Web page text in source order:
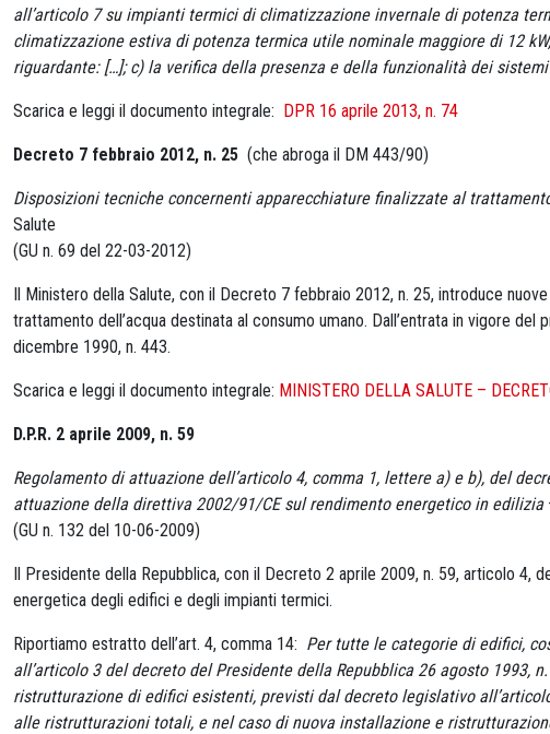
all’articolo 7 su impianti termici diclimatizzazione invernale di potenza
climatizzazione estiva di potenza termica utile nominale maggiore di 12
riguardante: […];c) la verifica della presenza e della funzionalità dei
Scarica e leggi il documento integrale: DPR 16 aprile 2013, n. 74
Decreto 7 febbraio 2012, n. 25 (che abroga il DM 443/90)
Disposizioni tecniche concernenti apparecchiature finalizzate al
Salute
(GU n. 69 del 22-03-2012)
Il Ministero della Salute, con il Decreto 7 febbraio 2012, n. 25, introduce
trattamento dell’acqua destinata al consumo umano. Dall’entrata in vigore
dicembre 1990, n. 443.
Scarica e leggi il documento integrale: MINISTERO DELLA SALUTE –
D.P.R. 2 aprile 2009, n. 59
Regolamento di attuazione dell’articolo 4, comma 1, lettere a) e b), del
attuazione della direttiva 2002/91/CE sul rendimento energetico in edilizia
(GU n. 132 del 10-06-2009)
Il Presidente della Repubblica, con il Decreto 2 aprile 2009, n. 59, articolo 4,
energetica degli edifici e degli impianti termici.
Riportiamo estratto dell’art. 4, comma 14: Per tutte le categorie di edifici,
all’articolo 3 del decreto del Presidente della Repubblica 26 agosto 1993,
ristrutturazione di edifici esistenti, previsti dal decreto legislativo
alle ristrutturazioni totali, e nel caso di nuova installazione e